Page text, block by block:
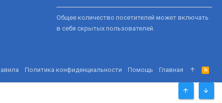
Общее количество посетителей может включать
в себя скрытых пользователей.
Политика конфиденциальности Помощь Главная
R
S
СВЕРХУ